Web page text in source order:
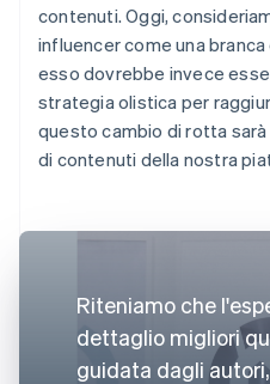
contenuti. Oggi,
influencer come una
esso dovrebbe invece
strategia olistica per
questo cambio di rotta
di contenuti della nostra
Riteniamo che
dettaglio migliori
guidata dagli